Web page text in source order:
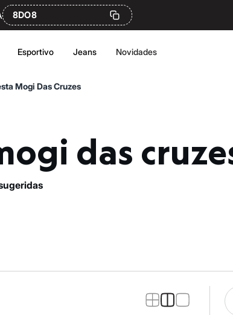
8DO8
Esportivo Jeans Novidades
Mogi Das Cruzes
das